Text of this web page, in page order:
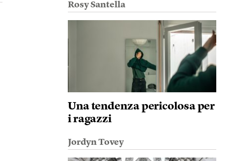
Rosy Santella
Una tendenza pericolosa per
i ragazzi
Jordyn Tovey